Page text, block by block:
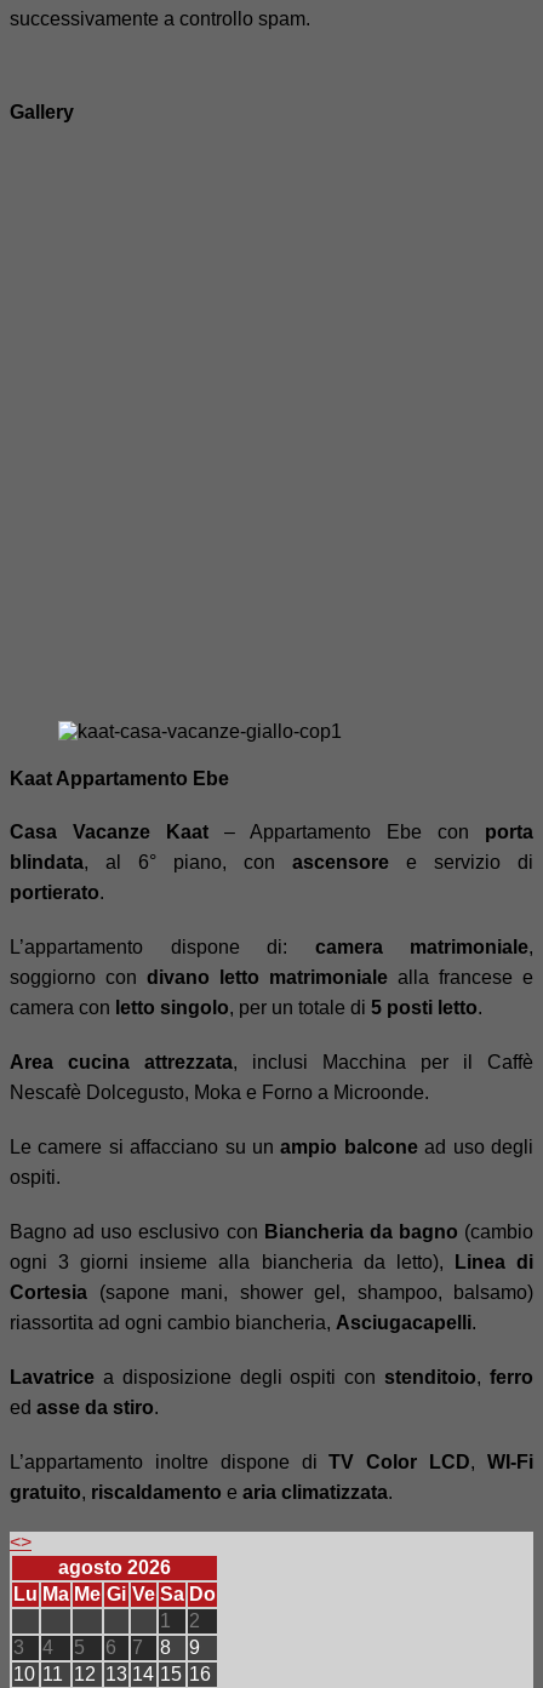
successivamente a controllo spam.
Gallery
Kaat Appartamento Ebe
Casa Vacanze Kaat – Appartamento Ebe con porta
blindata, al 6° piano, con ascensore e servizio di
portierato.
L’appartamento dispone di: camera matrimoniale,
soggiorno con divano letto matrimoniale alla francese e
camera con letto singolo, per un totale di 5 posti letto.
Area cucina attrezzata, inclusi Macchina per il Caffè
Nescafè Dolcegusto, Moka e Forno a Microonde.
Le camere si affacciano su unampio balconead uso degli
ospiti.
Bagno ad uso esclusivo con Biancheria da bagno (cambio
ogni 3 giorni insieme alla biancheria da letto),
Linea di
Cortesia (sapone mani, shower gel, shampoo, balsamo)
riassortita ad ogni cambio biancheria, Asciugacapelli.
Lavatrice a disposizione degli ospiti con stenditoio, ferro
ed asse da stiro.
L’appartamento inoltre dispone diTV Color LCD,WI-Fi
gratuito, riscaldamento e aria climatizzata.
<>
agosto 2026
Lu Ma Me Gi Ve Sa Do
1
2
3
4 5 6 7 8
9
10 11 12 13 14 15 16